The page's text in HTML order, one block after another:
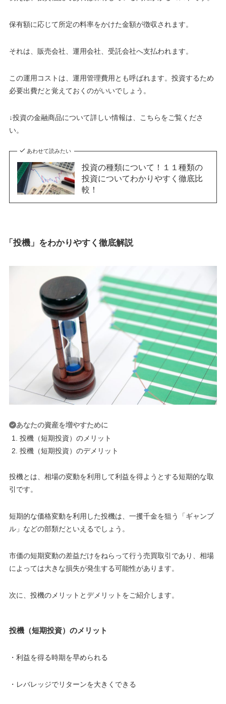
保有額に応じて所定の料率をかけた金額が徴収されます。
それは、販売会社、運用会社、受託会社へ支払われます。
この運用コストは、運用管理費用とも呼ばれます。投資するため
必要出費だと覚えておくのがいいでしょう。
↓投資の金融商品について詳しい情報は、こちらをご覧くださ
い。
あわせて読みたい
投資の種類について！１１種類の
投資についてわかりやすく徹底比
較！
「投機」をわかりやすく徹底解説
あなたの資産を増やすために
投機（短期投資）のメリット
投機（短期投資）のデメリット
投機とは、相場の変動を利用して利益を得ようとする短期的な取
引です。
短期的な価格変動を利用した投機は、一攫千金を狙う「ギャンブ
ル」などの部類だといえるでしょう。
市価の短期変動の差益だけをねらって行う売買取引であり、相場
によっては大きな損失が発生する可能性があります。
次に、投機のメリットとデメリットをご紹介します。
投機（短期投資）のメリット
・利益を得る時期を早められる
・レバレッジでリターンを大きくできる